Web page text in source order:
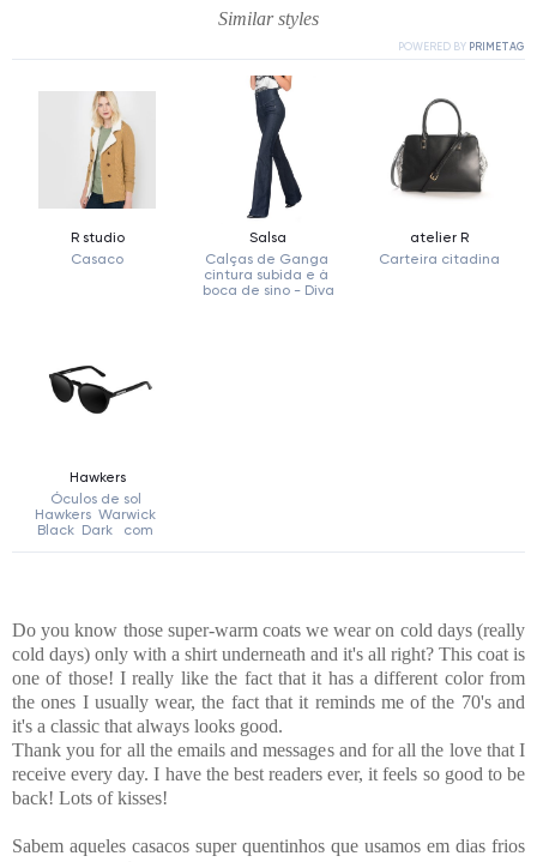
Similar styles
Do you know those super-warm coats we wear on cold days (really
cold days) only with a shirt underneath and it's all right? This coat is
one of those! I really like the fact that it has a different color from
the ones I usually wear, the fact that it reminds me of the 70's and
it's a classic that always looks good.
Thank you for all the emails and messages and for all the love that I
receive every day. I have the best readers ever, it feels so good to be
back! Lots of kisses!
Sabem aqueles casacos super quentinhos que usamos em dias frios